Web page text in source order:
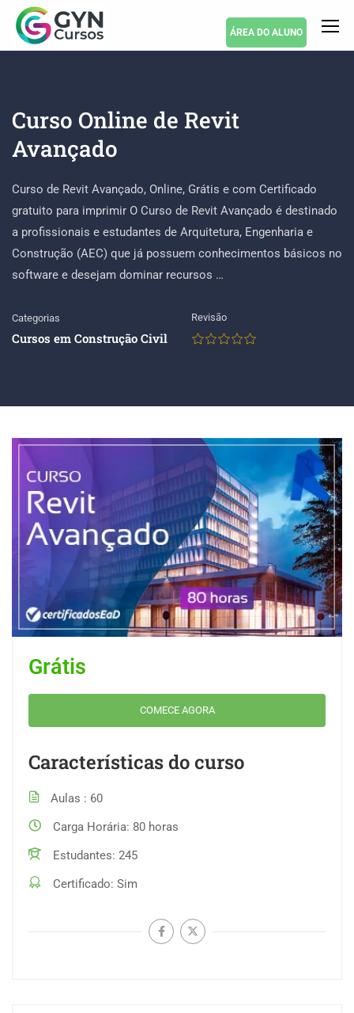
ÁREA DO ALUNO
Curso Online de Revit
Avançado
Curso de Revit Avançado, Online, Grátis e com Certificado
gratuito para imprimir O Curso de Revit Avançado é destinado
a profissionais e estudantes de Arquitetura, Engenharia e
Construção (AEC) que já possuem conhecimentos básicos no
software e desejam dominar recursos …
Categorias
Cursos em Construção Civil
Revisão
Grátis
COMECE AGORA
Características do curso
Aulas
60
Carga Horária 80 horas
Estudantes 245
Certificado Sim